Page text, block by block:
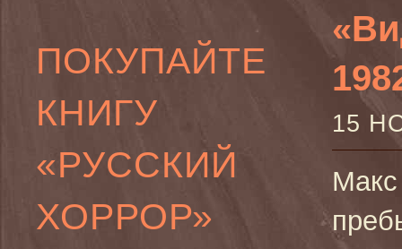
ПОКУПАЙТЕ
КНИГУ
«РУССКИЙ
ХОРРОР»
15